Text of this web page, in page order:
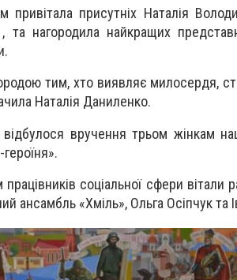
привітала присутніх Наталія
, та нагородила найкращих
тим, хто виявляє милосердя,
Наталія Даниленко.
вручення трьом жінкам
соціальної сфери вітали
ансамбль «Хміль», Ольга Осіпчук та